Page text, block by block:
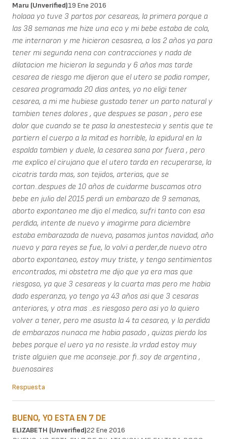
Maru (unverified)19 Ene 2016
holaaa yo tuve 3 partos por cesareas, la primera porque a
las 38 semanas me hize una eco y mi bebe estaba de cola,
me internaron y me hicieron cesasrea, a los 2 años ya para
tener mi segunda nena con contracciones y nada de
dilatacion me hicieron la segunda y 6 años mas tarde
cesarea de riesgo me dijeron que el utero se podia romper,
cesarea programada 20 dias antes, yo no eligi tener
cesarea, a mi me hubiese gustado tener un parto natural y
tambien tenes dolores , que despues se pasan , pero ese
dolor que cuando se te pasa la anestestecia y sentis que te
partiern el cuerpo a la mitad es horrible, la epidural en la
espalda tambien y duele, la cesarea sana por fuera , pero
me explico el cirujano que el utero tarda en recuperarse, la
cicatris tarda mas, son tejidos, arterias, que se
cortan..despues de 10 años de cuidarme buscamos otro
bebe en julio del 2015 perdi un embarazo de 9 semanas,
aborto expontaneo me dijo el medico, sufri tanto con esa
perdida, intente de nuevo y imagirme para diciembre
estaba embarazada de nuevo, pasamos juntos navidad, año
nuevo y para reyes se fue, lo volvi a perder,de nuevo otro
aborto expontaneo, estoy muy triste, y tengo sentimientos
encontrados, mi obstetra me dijo que ya era mas que
riesgoso, ya que 3 cesareas y la cuarta mas pero me habia
dado esperanza, yo tengo ya 43 años asi que 3 cesaras
anteriores, y otra mas ..es riesgoso pero asi yo lo quiero
volver a tener, pero me asusta la 4 ta cesarea, y la perdida
de embarazos nunaca me habia pasado , quizas pierdo los
bebes porque el uero ya no resiste..la vrdad estoy muy
triste alguien que me aconseje..por fi..soy de argentina ,
buenosaires
Respuesta
BUENO, YO ESTA EN 7 DE
ELIZABETH (unverified)22 Ene 2016